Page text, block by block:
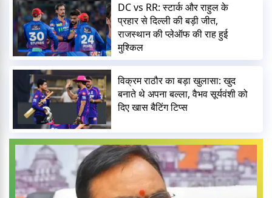
DC vs RR: स्टार्क और राहुल के
प्रहार से दिल्ली की बड़ी जीत,
राजस्थान की प्लेऑफ की राह हुई
मुश्किल
विक्रम राठौर का बड़ा खुलासा: खुद
बनाते थे अपना बल्ला, वैभव सूर्यवंशी को
दिए खास बैटिंग टिप्स